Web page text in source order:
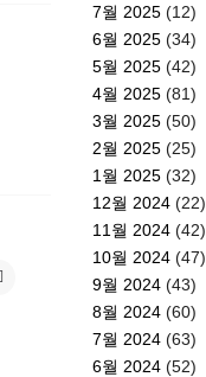
7월 2025 (12)
6월 2025 (34)
5월 2025 (42)
4월 2025 (81)
3월 2025 (50)
2월 2025 (25)
1월 2025 (32)
12월 2024 (22)
11월 2024 (42)
10월 2024 (47)
9월 2024 (43)
8월 2024 (60)
7월 2024 (63)
6월 2024 (52)